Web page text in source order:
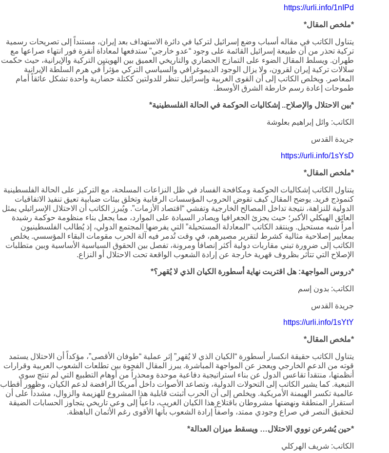
https://urli.info/1nIPd
*ملخص المقال*
يتناول الكاتب في مقاله أسباب وضع إسرائيل لتركيا في دائرة الاستهداف بعد إيران، مستنداً إلى تصريحات رسمية
تركية تحذر من أن طبيعة إسرائيل القائمة على وجود “عدو خارجي” ستدفعها لمعاداة أنقرة فور انتهاء صراعها مع
طهران. ويسلط المقال الضوء على التمازج الحضاري والتاريخي العميق بين الهويتين التركية والإيرانية، حيث حكمت
سلالات تركية إيران لقرون، ولا يزال الوجود الديموغرافي والسياسي التركي مؤثراً في هرم السلطة الإيرانية
المعاصر. ويخلص الكاتب إلى أن القوى الغربية وإسرائيل تنظر للدولتين ككتلة حضارية واحدة تشكل عائقاً أمام
طموحات إعادة رسم خارطة الشرق الأوسط.
*بين الاحتلال والإصلاح.. إشكاليات الحوكمة في الحالة الفلسطينية*
الكاتب: وائل إبراهيم بعلوشة
جريدة القدس
https://urli.info/1sYsD
*ملخص المقال*
يتناول الكاتب إشكاليات الحوكمة ومكافحة الفساد في ظل النزاعات المسلحة، مع التركيز على الحالة الفلسطينية
كنموذج فريد. يوضح المقال كيف تقوض الحروب المؤسسات الرقابية وتخلق بيئات ضبابية تعيق تنفيذ الاتفاقيات
الدولية للنزاهة، نتيجة تداخل المصالح الخارجية وتفشي “اقتصاد الأزمات”. ويُبرز الكاتب أن الاحتلال الإسرائيلي يمثل
العائق الهيكلي الأكبر؛ حيث يجزئ الجغرافيا ويصادر السيادة على الموارد، مما يجعل بناء منظومة حوكمة رشيدة
أمراً شبه مستحيل. وينتقد الكاتب “المعادلة المستحيلة” التي يفرضها المجتمع الدولي، إذ يُطالب الفلسطينيون
بمعايير إصلاحية مثالية كشرط لتقرير مصيرهم، في وقت تُدمر فيه آلة الحرب مقومات البقاء المؤسسي. يخلص
الكاتب إلى ضرورة تبني مقاربات دولية أكثر إنصافاً ومرونة، تفصل بين الحقوق السياسية الأساسية وبين متطلبات
الإصلاح التي تتأثر بظروف قهرية خارجة عن إرادة الشعوب الواقعة تحت الاحتلال أو النزاع.
*دروس المواجهة: هل اقتربت نهاية أسطورة الكيان الذي لا يُقهر؟*
الكاتب: بدون إسم
جريدة القدس
https://urli.info/1sYtY
*ملخص المقال*
يتناول الكاتب حقيقة انكسار أسطورة “الكيان الذي لا يُقهر” إثر عملية “طوفان الأقصى”، مؤكداً أن الاحتلال يستمد
قوته من الدعم الخارجي ويعجز عن المواجهة المباشرة. يبرز المقال الفجوة بين تطلعات الشعوب العربية وقرارات
أنظمتها، منتقداً تقاعس الدول عن بناء استراتيجية دفاعية موحدة ومحذراً من أوهام التطبيع التي لم تنتج سوى
التبعية. كما يشير الكاتب إلى التحولات الدولية، وتصاعد الأصوات داخل أمريكا الرافضة لدعم الكيان، وظهور أقطاب
عالمية تكسر الهيمنة الأمريكية. ويخلص إلى أن الحرب أثبتت قابلية هذا المشروع للهزيمة والزوال، مشدداً على أن
استقرار المنطقة ونهضتها مشروطان باقتلاع هذا الكيان الغريب، داعياً إلى وعي تاريخي يتجاوز الحسابات الضيقة
لتحقيق النصر في صراع وجودي ممتد، واصفاً إرادة الشعوب بأنها الأقوى رغم الأثمان الباهظة.
*حين يُشرعن نووي الاحتلال… ويسقط ميزان العدالة*
الكاتب: شريف الهركلي